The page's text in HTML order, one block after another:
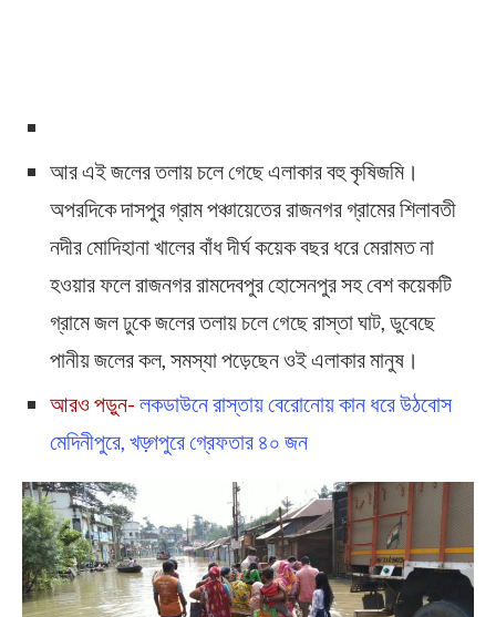
আর এই জলের তলায় চলে গেছে এলাকার বহু কৃষিজমি।
অপরদিকে দাসপুর গ্রাম পঞ্চায়েতের রাজনগর গ্রামের শিলাবতী
নদীর মোদিহানা খালের বাঁধ দীর্ঘ কয়েক বছর ধরে মেরামত না
হওয়ার ফলে রাজনগর রামদেবপুর হোসেনপুর সহ বেশ কয়েকটি
গ্রামে জল ঢুকে জলের তলায় চলে গেছে রাস্তা ঘাট, ডুবেছে
পানীয় জলের কল, সমস্যা পড়েছেন ওই এলাকার মানুষ।
আরও পড়ুন- লকডাউনে রাস্ত‍ায় বেরোনোয় কান ধরে উঠবোস
মেদিনীপুরে, খড়্গপুরে গ্রেফতার ৪০ জন